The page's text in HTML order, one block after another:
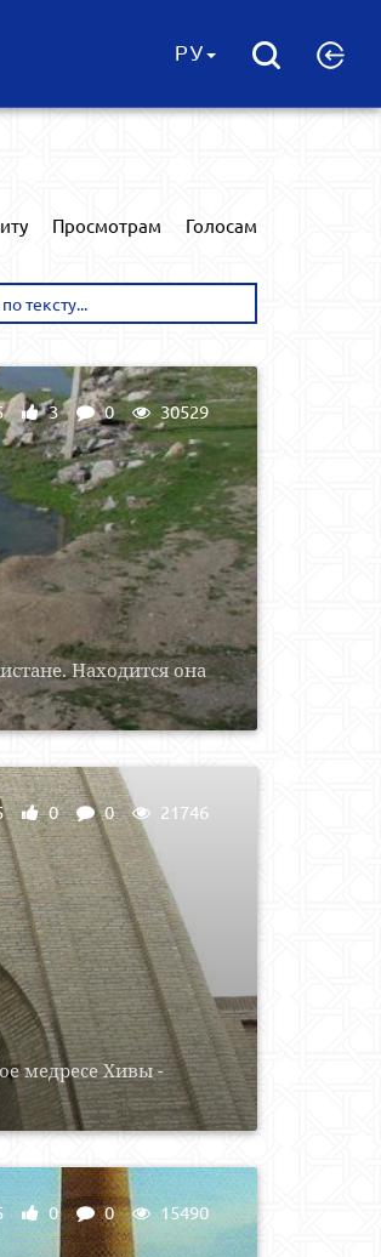
РУ
Просмотрам Голосам
Находится она
3 0 30529
медресе Хивы -
0 0 21746
0 0 15490